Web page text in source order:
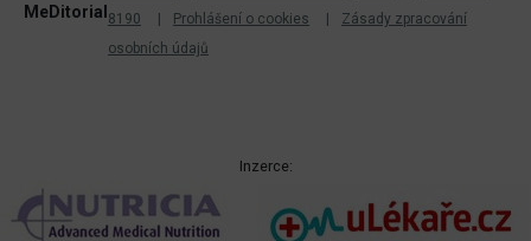
MeDitorial8190
Prohlášení o cookies
Zásady zpracování
osobních údajů
Inzerce: